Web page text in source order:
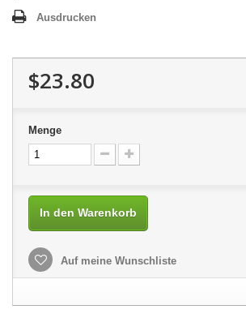
Ausdrucken
$23.80
Menge
In den Warenkorb
Auf meine Wunschliste